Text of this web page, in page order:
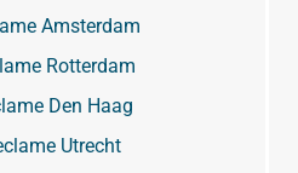
Amsterdam
Rotterdam
Den Haag
Utrecht